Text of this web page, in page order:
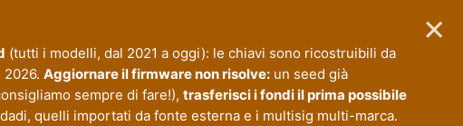
(tutti i modelli, dal 2021 a oggi): le chiavi sono ricostruibili da
Aggiornare il firmware non risolve:un seed già
sempre di fare!), trasferisci i fondi il prima possibile
quelli importati da fonte esterna e i multisig multi-marca.
×